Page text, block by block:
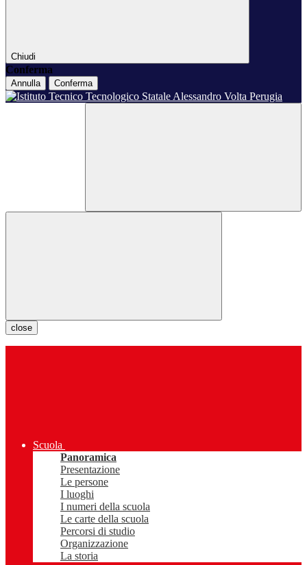
Chiudi
Conferma
Annulla Conferma
close
Scuola
Panoramica
Presentazione
Le persone
I luoghi
I numeri della scuola
Le carte della scuola
Percorsi di studio
Organizzazione
La storia